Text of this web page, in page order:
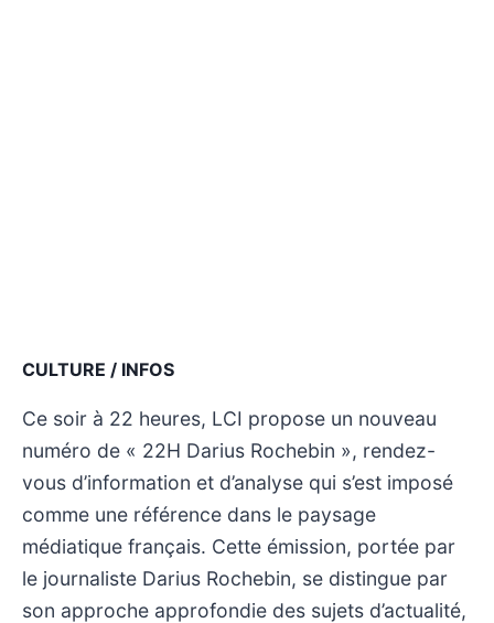
CULTURE / INFOS
Ce soir à 22 heures, LCI propose un nouveau
numéro de « 22H Darius Rochebin », rendez-
vous d’information et d’analyse qui s’est imposé
comme une référence dans le paysage
médiatique français. Cette émission, portée par
le journaliste Darius Rochebin, se distingue par
son approche approfondie des sujets d’actualité,